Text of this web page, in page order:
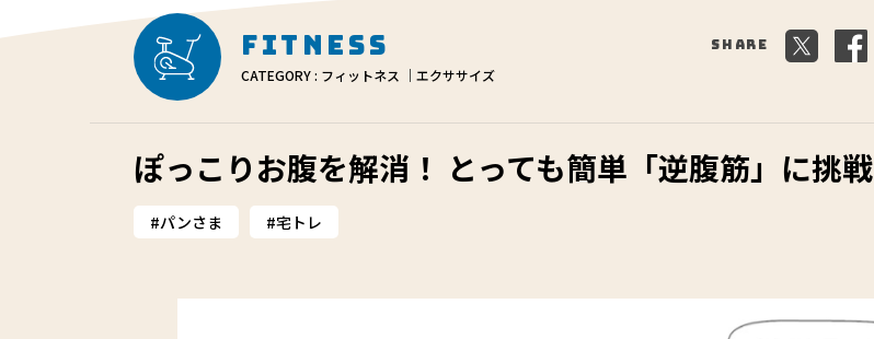
Fitness
CATEGORY : フィットネス ｜エクササイズ
ぽっこりお腹を解消！ とっても簡単「逆腹筋」に挑戦
パンさま 宅トレ
Share